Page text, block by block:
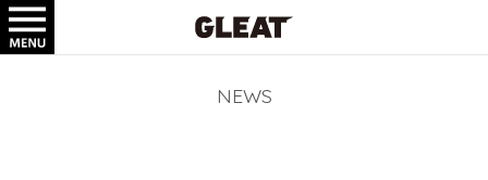
NEWS